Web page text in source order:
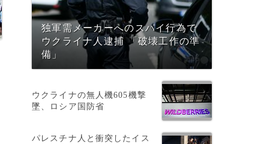
独軍需メーカーへのスパイ行為で
ウクライナ人逮捕 「破壊工作の準
備」
ウクライナの無人機605機撃
墜、ロシア国防省
パレスチナ人と衝突したイス